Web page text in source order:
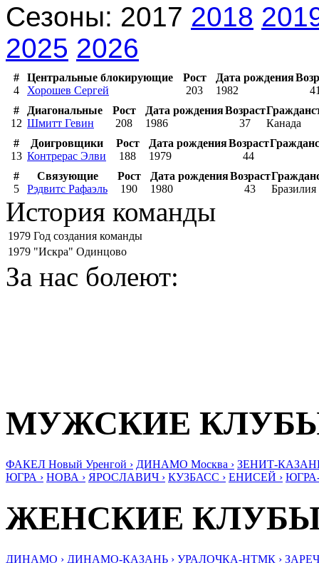
Сезоны: 2017 2018
2025 2026
# Центральные блокирующие Рост Дата рождения
4
Хорошев Сергей 203 1982
#
Диагональные Рост Дата рожденияВозраст
12 Шмитт Гевин 208 1986 37
Канада
#
Доигровщики Рост Дата рожденияВозраст
13 Контрерас Элви 188 1979
44
#
Связующие Рост Дата рожденияВозраст
5
Рэдвитс Рафаэль 190 1980 43 Бразилия
История команды
1979 Год создания команды
1979 "Искра" Одинцово
За нас болеют:
МУЖСКИЕ
ФАКЕЛ Новый Уренгой › ДИНАМО Москва › ЗЕНИТ-
ЮГРА › НОВА › ЯРОСЛАВИЧ › КУЗБАСС › ЕНИСЕЙ ›
ЖЕНСКИЕ
ДИНАМО › ДИНАМО-КАЗАНЬ › УРАЛОЧКА-НТМК ›